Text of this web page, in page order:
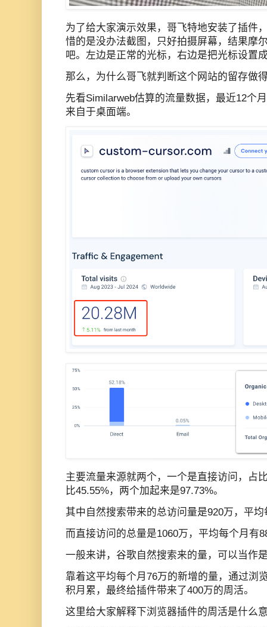
为了给大家演示效果，哥飞特地安装了插件
惜的是没办法截图，只好拍摄屏幕，结果摩
吧。左边是正常的光标，右边是把光标设置
那么，为什么哥飞就判断这个网站的留存做
先看Similarweb估算的流量数据，最近12个
来自于桌面端。
主要流量来源就两个，一个是直接访问，占
比45.55%，两个加起来是97.73%。
其中自然搜索带来的总访问量是920万，平
而直接访问的总量是1060万，平均每个月有
一般来讲，谷歌自然搜索来的量，可以当作
靠着这平均每个月76万的新增的量，通过浏
积月累，最终给插件带来了400万的周活。
这里给大家解释下浏览器插件的周活是什么